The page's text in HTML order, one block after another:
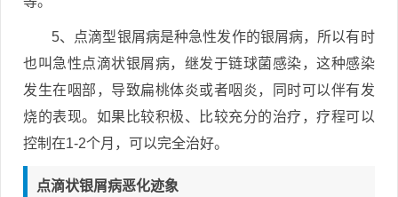
5、点滴型银屑病是种急性发作的银屑病，所以有时
也叫急性点滴状银屑病，继发于链球菌感染，这种感染
发生在咽部，导致扁桃体炎或者咽炎，同时可以伴有发
烧的表现。如果比较积极、比较充分的治疗，疗程可以
控制在1-2个月，可以完全治好。
点滴状银屑病恶化迹象